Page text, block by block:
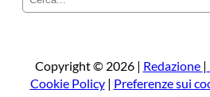
e
a
Copyright © 2026 | Redazione |
Cookie Policy| Preferenze sui